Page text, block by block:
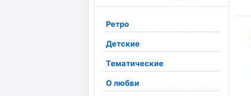
Ретро
Детские
Тематические
О любви